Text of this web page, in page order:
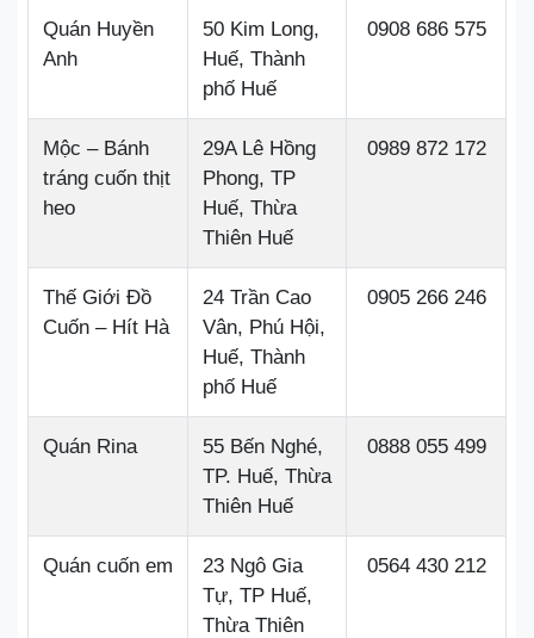
Quán Huyền
Anh
50 Kim Long,
Huế, Thành
phố Huế
0908 686 575
Mộc – Bánh
tráng cuốn thịt
heo
29A Lê Hồng
Phong, TP
Huế, Thừa
Thiên Huế
0989 872 172
Thế Giới Đồ
Cuốn – Hít Hà
24 Trần Cao
Vân, Phú Hội,
Huế, Thành
phố Huế
0905 266 246
Quán Rina
55 Bến Nghé,
TP. Huế, Thừa
Thiên Huế
0888 055 499
Quán cuốn em
23 Ngô Gia
Tự, TP Huế,
Thừa Thiên
0564 430 212